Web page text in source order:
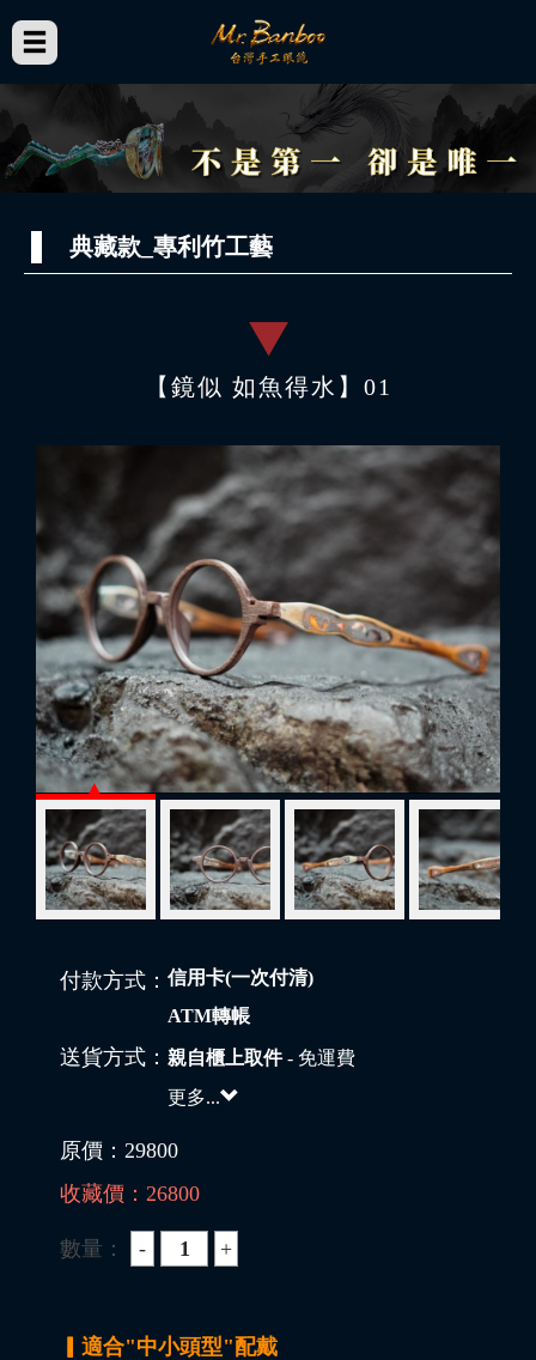
典藏款_專利竹工藝
【鏡似 如魚得水】01
付款方式： 信用卡(一次付清)
ATM轉帳
送貨方式： 親自櫃上取件- 免運費
更多...
原價： 29800
收藏價： 26800
數量：
▎適合"中小頭型"配戴